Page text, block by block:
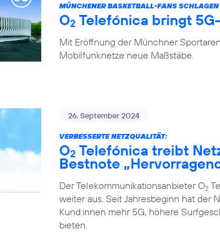
MÜNCHENER BASKETBALL-FANS
O2 Telefónica bringt
Mit Eröffnung der Münchner
Mobilfunknetze neue Maßstäbe.
26. September 2024
VERBESSERTE NETZQUALITÄT:
O2 Telefónica treibt
Bestnote
Der Telekommunikationsanbieter O2
weiter aus. Seit Jahresbeginn hat der
Kund:innen mehr 5G, höhere
bieten.